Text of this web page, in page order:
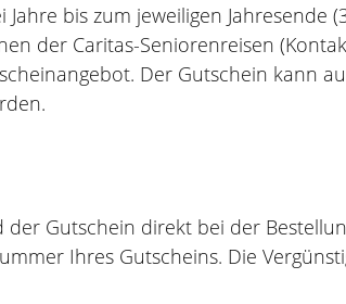
Jahre bis zum jeweiligen
der Caritas-Seniorenreisen
Der Gutschein kann
der Gutschein direkt bei der
Ihres Gutscheins. Die